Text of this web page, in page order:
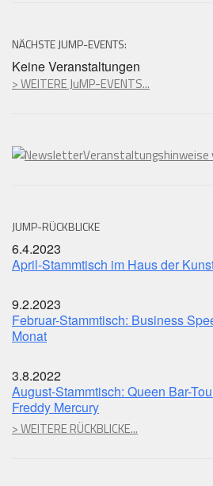
NÄCHSTE JUMP-EVENTS:
Keine Veranstaltungen
> WEITERE JuMP-EVENTS...
Veranstaltungshinweise
JUMP-RÜCKBLICKE
6.4.2023
April-Stammtisch im Haus der
9.2.2023
Februar-Stammtisch: Business
Monat
3.8.2022
August-Stammtisch: Queen Bar-
Freddy Mercury
> WEITERE RÜCKBLICKE...